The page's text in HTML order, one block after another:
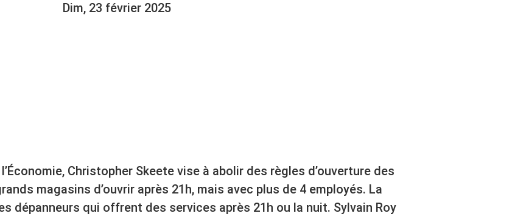
Dim, 23 février 2025
Christopher Skeete vise à abolir des règles d’ouverture des
magasins d’ouvrir après 21h, mais avec plus de 4 employés. La
dépanneurs qui offrent des services après 21h ou la nuit. Sylvain Roy